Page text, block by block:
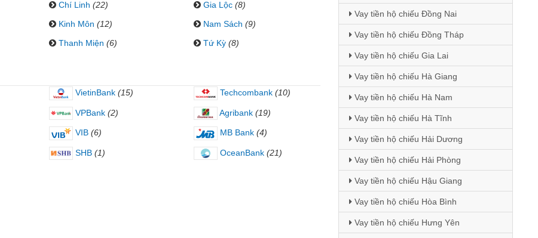
Chí Linh (22) Gia Lộc (8)
Kinh Môn (12) Nam Sách (9)
Thanh Miện (6) Tứ Kỳ (8)
VietinBank (15) Techcombank (10)
VPBank (2) Agribank (19)
VIB (6) MB Bank (4)
SHB (1) OceanBank (21)
Vay tiền hộ chiếu Đồng Nai
Vay tiền hộ chiếu Đồng Tháp
Vay tiền hộ chiếu Gia Lai
Vay tiền hộ chiếu Hà Giang
Vay tiền hộ chiếu Hà Nam
Vay tiền hộ chiếu Hà Tĩnh
Vay tiền hộ chiếu Hải Dương
Vay tiền hộ chiếu Hải Phòng
Vay tiền hộ chiếu Hậu Giang
Vay tiền hộ chiếu Hòa Bình
Vay tiền hộ chiếu Hưng Yên